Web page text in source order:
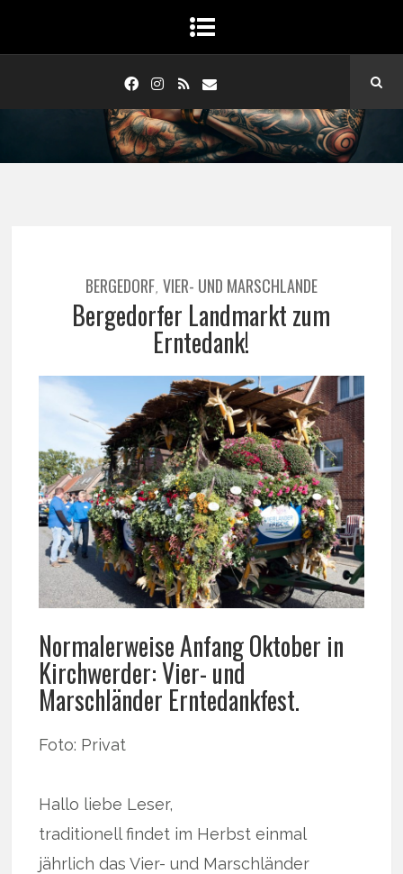
BERGEDORF, VIER- UND MARSCHLANDE
Bergedorfer Landmarkt zum
Erntedank!
Normalerweise Anfang Oktober in
Kirchwerder: Vier- und
Marschländer Erntedankfest.
Foto: Privat
Hallo liebe Leser,
traditionell findet im Herbst einmal
jährlich das Vier- und Marschländer